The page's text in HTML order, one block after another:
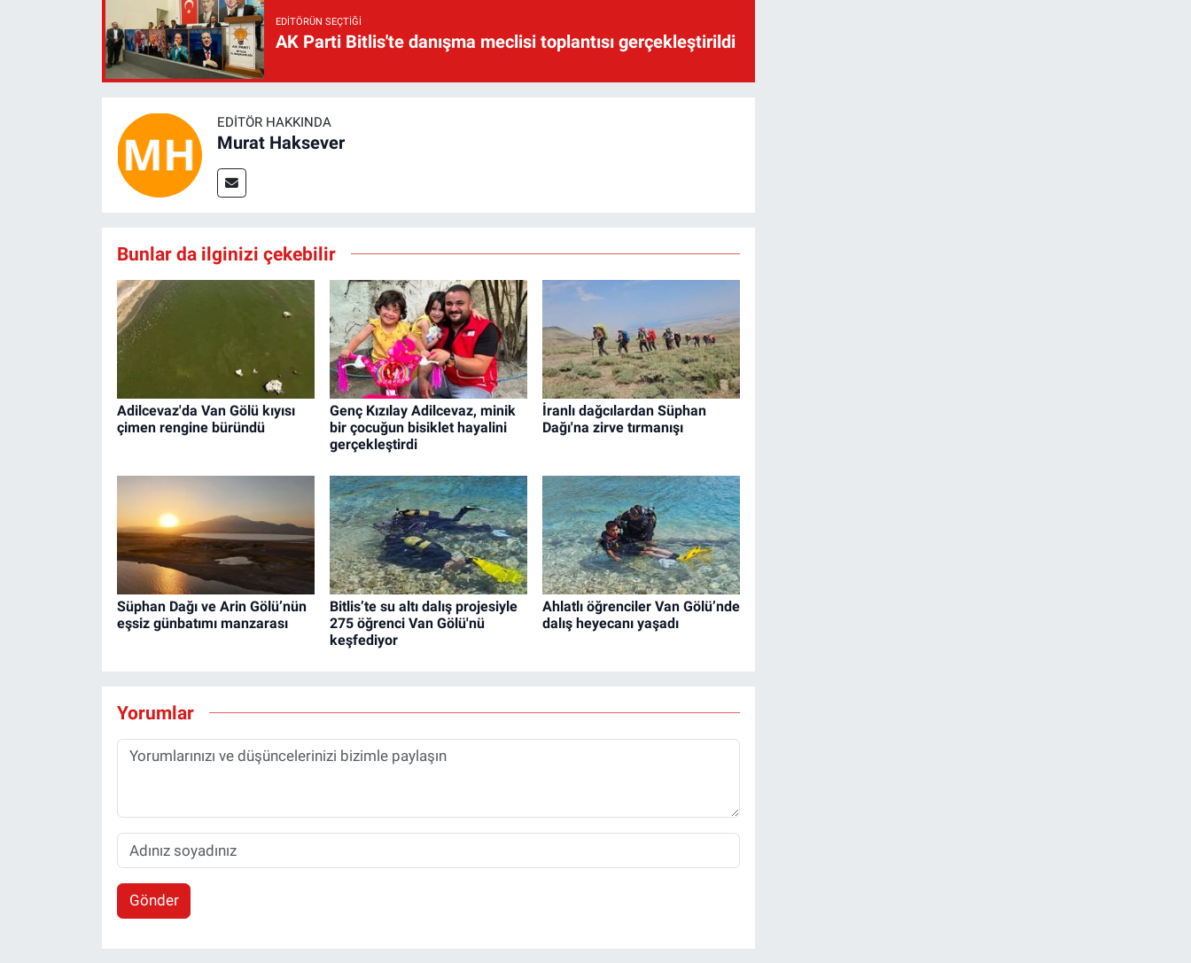
EDITÖRÜN SEÇTIĞI
AK Parti Bitlis'te danışma meclisi toplantısı gerçekleştirildi
EDITÖR HAKKINDA
Murat Haksever
Bunlar da ilginizi çekebilir
Adilcevaz'da Van Gölü kıyısı
çimen rengine büründü
Genç Kızılay Adilcevaz, minik
bir çocuğun bisiklet hayalini
gerçekleştirdi
İranlı dağcılardan Süphan
Dağı'na zirve tırmanışı
Süphan Dağı ve Arin Gölü’nün
eşsiz günbatımı manzarası
Bitlis’te su altı dalış projesiyle
275 öğrenci Van Gölü'nü
keşfediyor
Ahlatlı öğrenciler Van Gölü’nde
dalış heyecanı yaşadı
Yorumlar
Gönder